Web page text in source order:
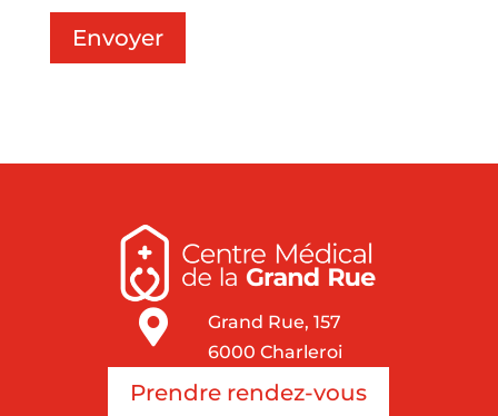
Envoyer

Grand Rue, 157
6000 Charleroi
Prendre rendez-vous